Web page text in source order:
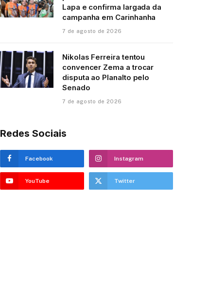
Lapa e confirma largada da
campanha em Carinhanha
7 de agosto de 2026
Nikolas Ferreira tentou
convencer Zema a trocar
disputa ao Planalto pelo
Senado
7 de agosto de 2026
Redes Sociais
Facebook Instagram
YouTube Twitter